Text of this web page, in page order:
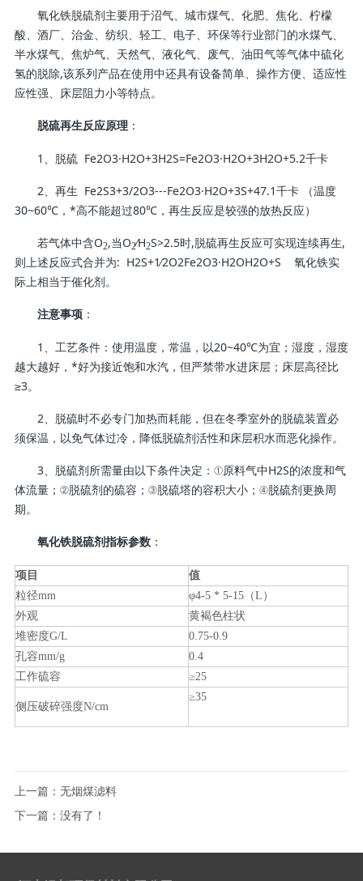
氧化铁脱硫剂主要用于沼气、城市煤气、化肥、焦化、柠檬
酸、酒厂、治金、纺织、轻工、电子、环保等行业部门的水煤气、
半水煤气、焦炉气、天然气、液化气、废气、油田气等气体中硫化
氢的脱除,该系列产品在使用中还具有设备简单、操作方便、适应性
应性强、床层阻力小等特点。
脱硫再生反应原理：
1、脱硫 Fe2O3·H2O+3H2S=Fe2O3·H2O+3H2O+5.2千卡
2、再生 Fe2S3+3/2O3---Fe2O3·H2O+3S+47.1千卡 （温度
30~60℃，*高不能超过80℃，再生反应是较强的放热反应）
若气体中含O2,当O2∕H2S>2.5时,脱硫再生反应可实现连续再生,
则上述反应式合并为: H2S+1∕2O2Fe2O3·H2OH2O+S 氧化铁实
际上相当于催化剂。
注意事项：
1、工艺条件：使用温度，常温，以20~40℃为宜；湿度，湿度
越大越好，*好为接近饱和水汽，但严禁带水进床层；床层高径比
≥3。
2、脱硫时不必专门加热而耗能，但在冬季室外的脱硫装置必
须保温，以免气体过冷，降低脱硫剂活性和床层积水而恶化操作。
3、脱硫剂所需量由以下条件决定：①原料气中H2S的浓度和气
体流量；②脱硫剂的硫容；③脱硫塔的容积大小；④脱硫剂更换周
期。
氧化铁脱硫剂指标参数：
项目
值
粒径mm
φ4-5 * 5-15（L）
外观
黄褐色柱状
堆密度G/L
0.75-0.9
孔容mm/g
0.4
工作硫容
≥25
侧压破碎强度N/cm
≥35
上一篇： 无烟煤滤料
下一篇： 没有了！